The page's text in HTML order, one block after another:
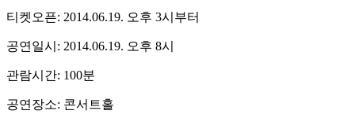
티켓오픈: 2014.06.19. 오후 3시부터
공연일시: 2014.06.19. 오후 8시
관람시간: 100분
공연장소: 콘서트홀